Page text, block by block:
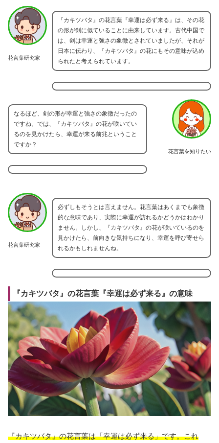
花言葉研究家
『カキツバタ』の花言葉『幸運は必ず来る』は、その花
の形が剣に似ていることに由来しています。古代中国で
は、剣は幸運と強さの象徴とされていましたが、それが
日本に伝わり、『カキツバタ』の花にもその意味が込め
られたと考えられています。
花言葉を知りたい
なるほど、剣の形が幸運と強さの象徴だったの
ですね。では、『カキツバタ』の花が咲いてい
るのを見かけたら、幸運が来る前兆ということ
ですか？
花言葉研究家
必ずしもそうとは言えません。花言葉はあくまでも象徴
的な意味であり、実際に幸運が訪れるかどうかはわかり
ません。しかし、『カキツバタ』の花が咲いているのを
見かけたら、前向きな気持ちになり、幸運を呼び寄せら
れるかもしれませんね。
『カキツバタ』の花言葉『幸運は必ず来る』の意味
『カキツバタ』の花言葉は「幸運は必ず来る」です。これ